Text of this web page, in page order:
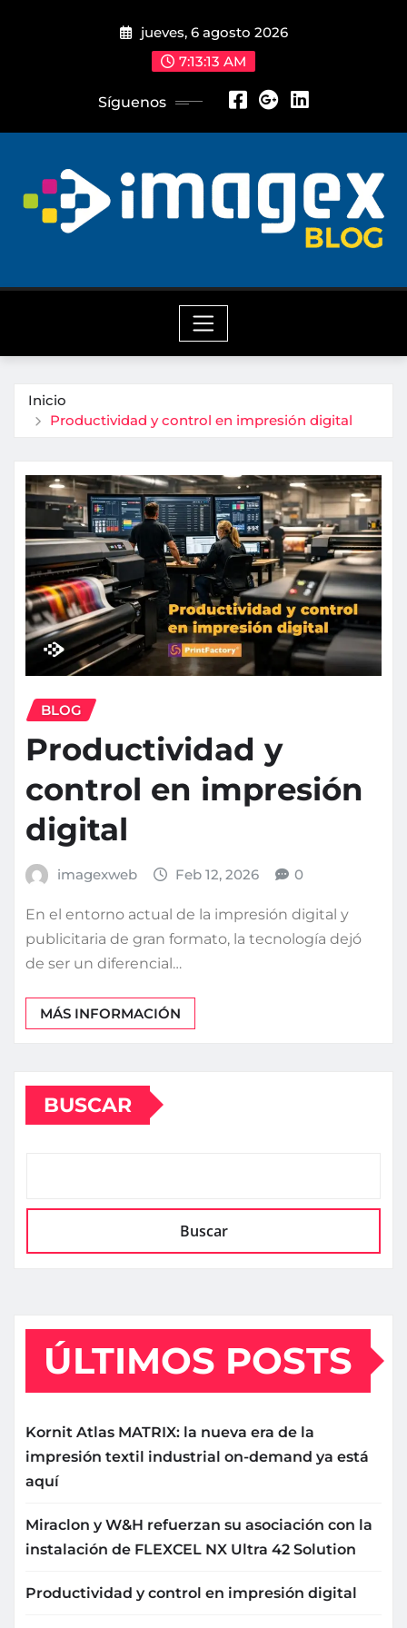
jueves, 6 agosto 2026
7:13:14 AM
Síguenos
Inicio
Productividad y control en impresión digital
BLOG
Productividad y
control en impresión
digital
imagexweb Feb 12, 2026 0
En el entorno actual de la impresión digital y
publicitaria de gran formato, la tecnología dejó
de ser un diferencial…
MÁS INFORMACIÓN
BUSCAR
Buscar
ÚLTIMOS POSTS
Kornit Atlas MATRIX: la nueva era de la
impresión textil industrial on-demand ya está
aquí
Miraclon y W&H refuerzan su asociación con la
instalación de FLEXCEL NX Ultra 42 Solution
Productividad y control en impresión digital